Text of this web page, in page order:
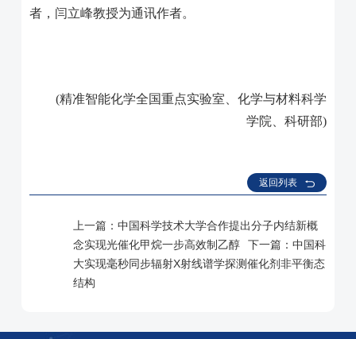
者，闫立峰教授为通讯作者。
(精准智能化学全国重点实验室、化学与材料科学
学院、科研部)
返回列表
上一篇： 中国科学技术大学合作提出分子内结新概
念实现光催化甲烷一步高效制乙醇
下一篇： 中国科
大实现毫秒同步辐射X射线谱学探测催化剂非平衡态
结构